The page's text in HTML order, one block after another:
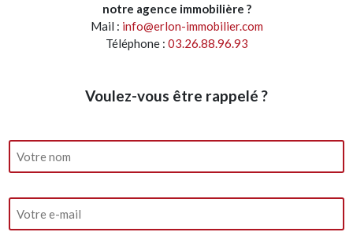
notre agence immobilière ?
Mail : info@erlon-immobilier.com
Téléphone : 03.26.88.96.93
Voulez-vous être rappelé ?